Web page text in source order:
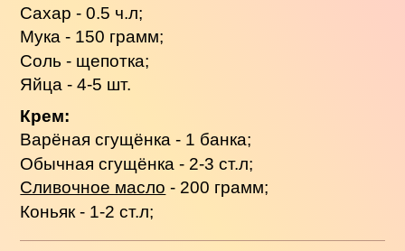
Сахар - 0.5 ч.л;
Мука - 150 грамм;
Соль - щепотка;
Яйца - 4-5 шт.
Крем:
Варёная сгущёнка - 1 банка;
Обычная сгущёнка - 2-3 ст.л;
Сливочное масло - 200 грамм;
Коньяк - 1-2 ст.л;